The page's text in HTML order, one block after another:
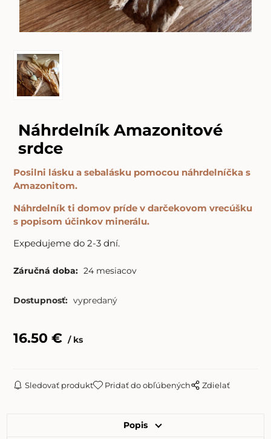
Náhrdelník Amazonitové
srdce
Posilni lásku a sebalásku pomocou náhrdelníčka s
Amazonitom.
Náhrdelník ti domov príde v darčekovom vrecúšku
s popisom účinkov minerálu.
Expedujeme do 2-3 dní.
Záručná doba: 24 mesiacov
Dostupnosť: vypredaný
16.50 € ks
Sledovať produkt Pridať do obľúbených Zdielať
Popis